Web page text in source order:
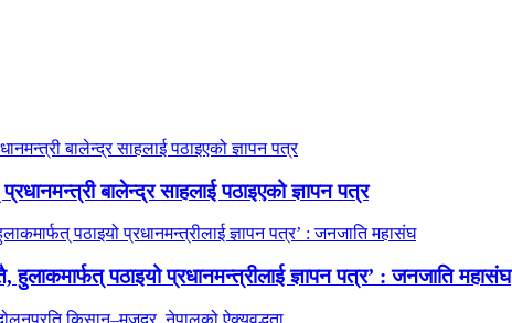
बालेन्द्र साहलाई पठाइएको ज्ञापन पत्र
पठाइयो प्रधानमन्त्रीलाई ज्ञापन पत्र’ : जनजाति महासंघ